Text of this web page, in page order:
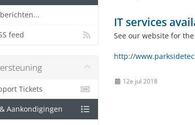
feed
IT services
See our website for
http://
12e jul 2018
Tickets
Aankondigingen